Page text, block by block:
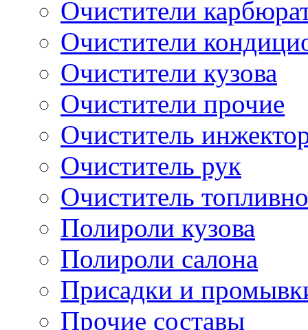
Очистители
Очистители
Очистители кузова
Очистители прочие
Очиститель
Очиститель рук
Очиститель
Полироли кузова
Полироли салона
Присадки и
Прочие составы